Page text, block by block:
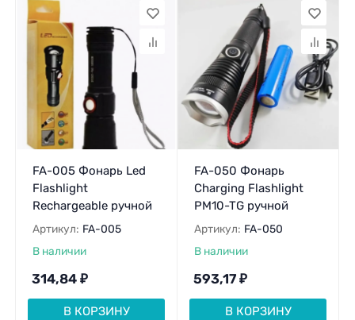
FA-005 Фонарь Led
Flashlight
Rechargeable ручной
Артикул: FA-005
В наличии
314,84 ₽
В КОРЗИНУ
FA-050 Фонарь
Charging Flashlight
PM10-TG ручной
Артикул: FA-050
В наличии
593,17 ₽
В КОРЗИНУ